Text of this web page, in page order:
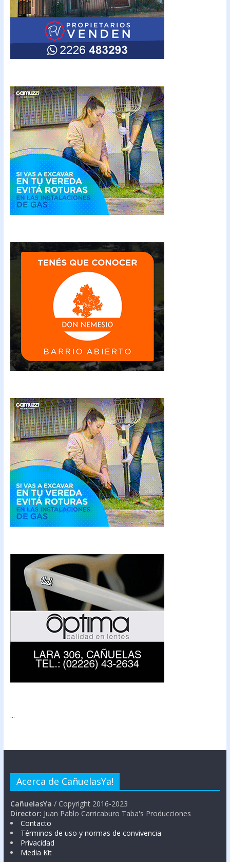
...
Acerca de CañuelasYa!
CañuelasYa / Copyright 2016-2023
Director: Juan Pablo Carricaburo Taba's Producciones
Contacto
Términos de uso y normas de convivencia
Privacidad
Media Kit